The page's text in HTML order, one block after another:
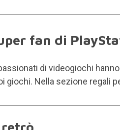
fan di
di videogiochi
giochi. Nella sezione regali
retrò